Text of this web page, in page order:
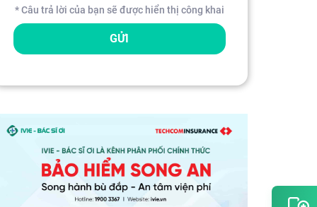
* Câu trả lời của bạn sẽ được hiển thị công khai
GỬI